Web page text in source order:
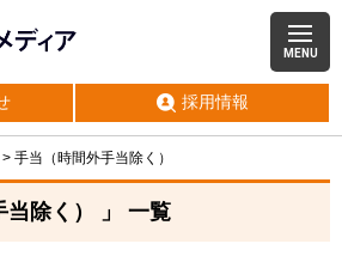
MENU
採用情報
> 手当（時間外手当除く）
当除く） 」 一覧